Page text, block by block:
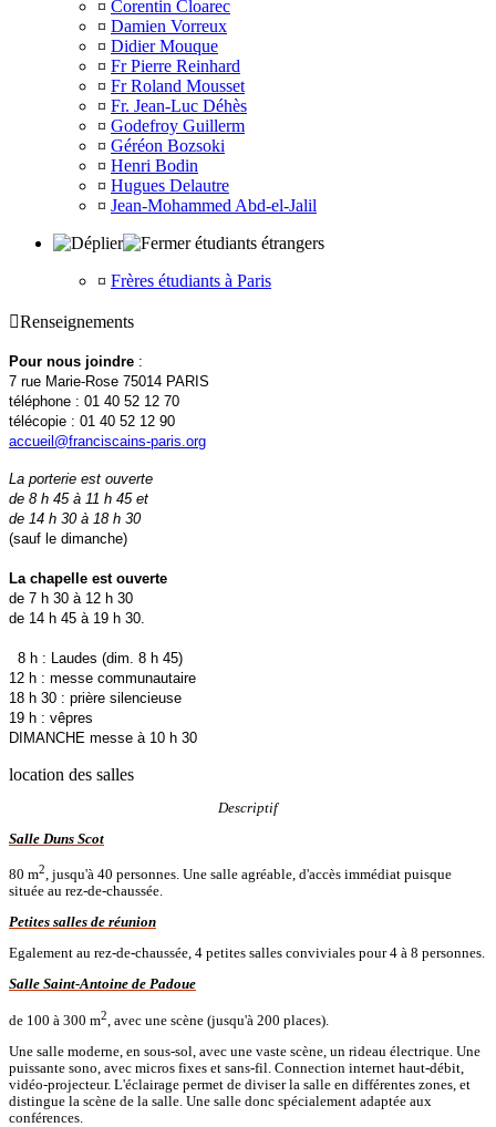
¤ Corentin Cloarec
¤ Damien Vorreux
¤ Didier Mouque
¤ Fr Pierre Reinhard
¤ Fr Roland Mousset
¤ Fr. Jean-Luc Déhès
¤ Godefroy Guillerm
¤ Géréon Bozsoki
¤ Henri Bodin
¤ Hugues Delautre
¤ Jean-Mohammed Abd-el-Jalil
étudiants étrangers
¤ Frères étudiants à Paris
Renseignements
Pour nous joindre :
7 rue Marie-Rose 75014 PARIS
téléphone : 01 40 52 12 70
télécopie : 01 40 52 12 90
accueil@franciscains-paris.org
La porterie est ouverte
de 8 h 45 à 11 h 45 et
de 14 h 30 à 18 h 30
(sauf le dimanche)
La chapelle est ouverte
de 7 h 30 à 12 h 30
de 14 h 45 à 19 h 30.
8 h : Laudes (dim. 8 h 45)
12 h : messe communautaire
18 h 30 : prière silencieuse
19 h : vêpres
DIMANCHE messe à 10 h 30
location des salles
Descriptif
Salle Duns Scot
80 m2, jusqu'à 40 personnes. Une salle agréable, d'accès immédiat puisque
située au rez-de-chaussée.
Petites salles de réunion
Egalement au rez-de-chaussée, 4 petites salles conviviales pour 4 à 8 personnes.
Salle Saint-Antoine de Padoue
de 100 à 300 m2 , avec une scène (jusqu'à 200 places).
Une salle moderne, en sous-sol, avec une vaste scène, un rideau électrique. Une
puissante sono, avec micros fixes et sans-fil. Connection internet haut-débit,
vidéo-projecteur. L'éclairage permet de diviser la salle en différentes zones, et
distingue la scène de la salle. Une salle donc spécialement adaptée aux
conférences.